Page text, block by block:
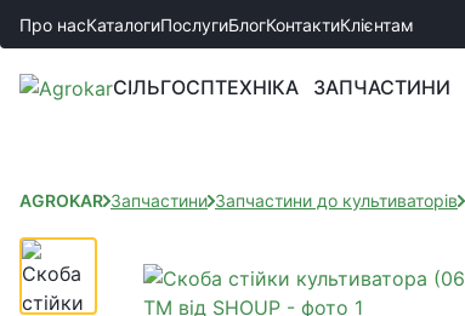
Про насКаталогиПослугиБлогКонтактиКлієнтам
СІЛЬГОСПТЕХНІКА ЗАПЧАСТИНИ
AGROKAR Запчастини Запчастини до культиваторів